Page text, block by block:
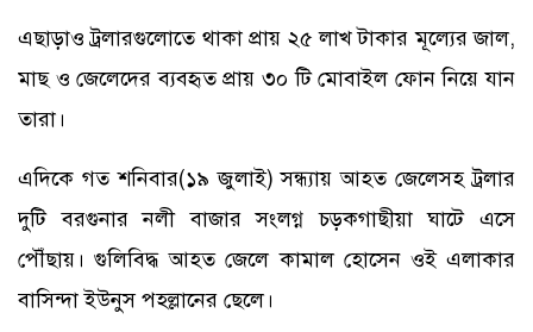
এছাড়াও ট্রলারগুলোতে থাকা প্রায় ২৫ লাখ টাকার মূল্যের জাল,
মাছ ও জেলেদের ব্যবহৃত প্রায় ৩০ টি মোবাইল ফোন নিয়ে যান
তারা।
এদিকে গত শনিবার(১৯ জুলাই) সন্ধ্যায় আহত জেলেসহ ট্রলার
দুটি বরগুনার নলী বাজার সংলগ্ন চড়কগাছীয়া ঘাটে এসে
পৌঁছায়। গুলিবিদ্ধ আহত জেলে কামাল হোসেন ওই এলাকার
বাসিন্দা ইউনুস পহল্লানের ছেলে।